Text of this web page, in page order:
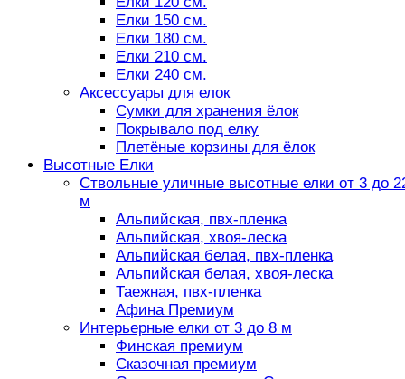
Елки 150 см.
Елки 180 см.
Елки 210 см.
Елки 240 см.
Аксессуары для елок
Сумки для хранения ёлок
Покрывало под елку
Плетёные корзины для ёлок
Высотные Елки
Ствольные уличные высотные елки от 3 до
м
Альпийская, пвх-пленка
Альпийская, хвоя-леска
Альпийская белая, пвх-пленка
Альпийская белая, хвоя-леска
Таежная, пвх-пленка
Афина Премиум
Интерьерные елки от 3 до 8 м
Финская премиум
Сказочная премиум